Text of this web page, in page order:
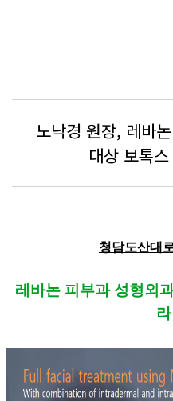
노낙경 원장, 레바
대상 보톡
청담도산대
레바논 피부과 성형외